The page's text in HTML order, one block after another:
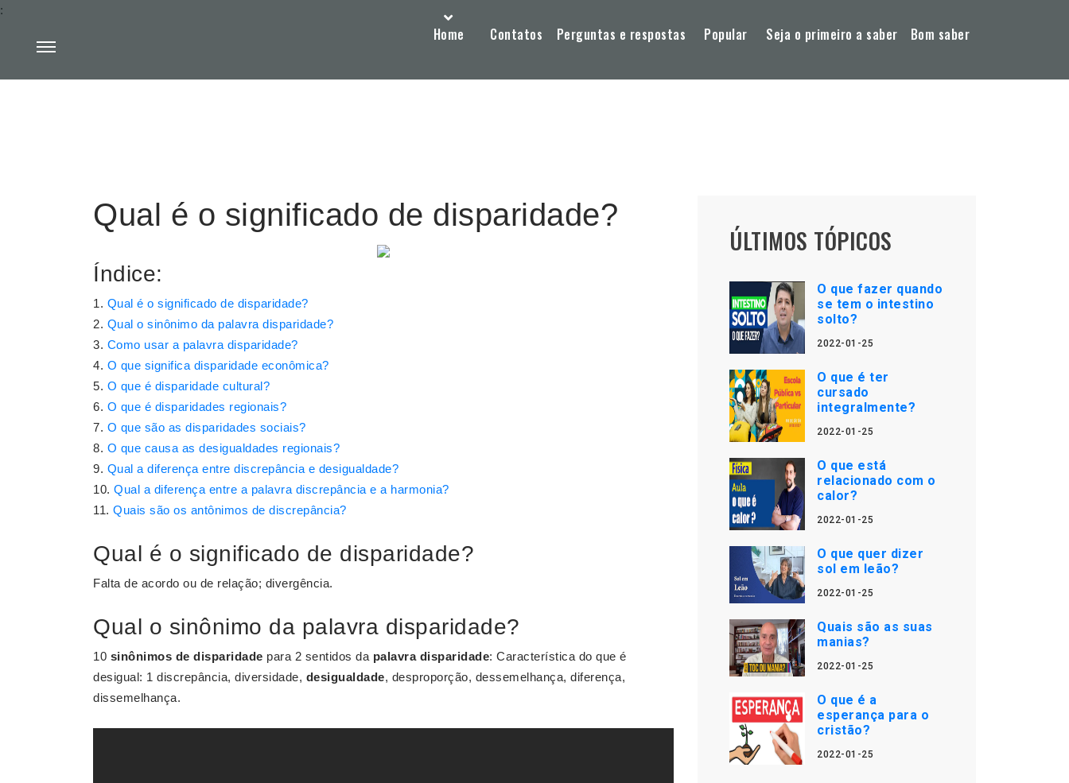
Home Contatos Perguntas e respostas Popular Seja o primeiro a saber Bom saber
:
Qual é o significado de disparidade?
Índice:
Qual é o significado de disparidade?
Qual o sinônimo da palavra disparidade?
Como usar a palavra disparidade?
O que significa disparidade econômica?
O que é disparidade cultural?
O que é disparidades regionais?
O que são as disparidades sociais?
O que causa as desigualdades regionais?
Qual a diferença entre discrepância e desigualdade?
Qual a diferença entre a palavra discrepância e a harmonia?
Quais são os antônimos de discrepância?
Qual é o significado de disparidade?
Falta de acordo ou de relação; divergência.
Qual o sinônimo da palavra disparidade?
10 sinônimos de disparidade para 2 sentidos da palavra disparidade: Característica do que é
desigual: 1 discrepância, diversidade, desigualdade, desproporção, dessemelhança, diferença,
dissemelhança.
ÚLTIMOS TÓPICOS
O que fazer quando
se tem o intestino
solto?
2022-01-25
O que é ter
cursado
integralmente?
2022-01-25
O que está
relacionado com o
calor?
2022-01-25
O que quer dizer
sol em leão?
2022-01-25
Quais são as suas
manias?
2022-01-25
O que é a
esperança para o
cristão?
2022-01-25